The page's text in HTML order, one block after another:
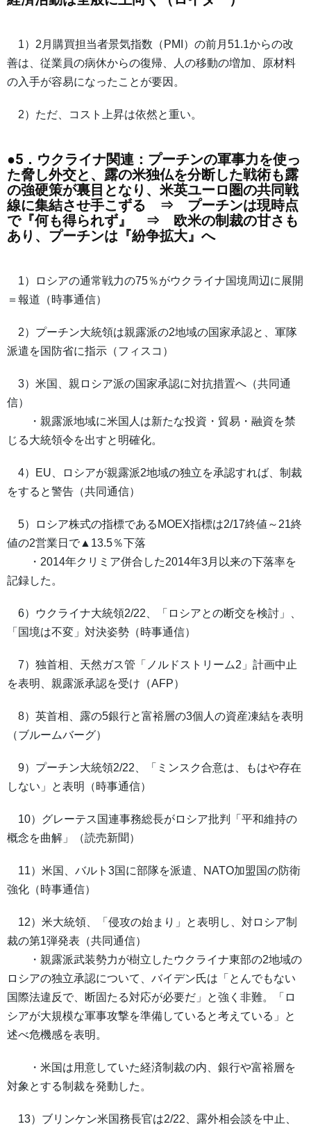
1）2月購買担当者景気指数（PMI）の前月51.1からの改
善は、従業員の病休からの復帰、人の移動の増加、原材料
の入手が容易になったことが要因。
2）ただ、コスト上昇は依然と重い。
●5．ウクライナ関連：プーチンの軍事力を使っ
た脅し外交と、露の米独仏を分断した戦術も露
の強硬策が裏目となり、米英ユーロ圏の共同戦
線に集結させ手こずる ⇒ プーチンは現時点
で『何も得られず』 ⇒ 欧米の制裁の甘さも
あり、プーチンは『紛争拡大』へ
1）ロシアの通常戦力の75％がウクライナ国境周辺に展開
＝報道（時事通信）
2）プーチン大統領は親露派の2地域の国家承認と、軍隊
派遣を国防省に指示（フィスコ）
3）米国、親ロシア派の国家承認に対抗措置へ（共同通
信）
・親露派地域に米国人は新たな投資・貿易・融資を禁
じる大統領令を出すと明確化。
4）EU、ロシアが親露派2地域の独立を承認すれば、制裁
をすると警告（共同通信）
5）ロシア株式の指標であるMOEX指標は2/17終値～21終
値の2営業日で▲13.5％下落
・2014年クリミア併合した2014年3月以来の下落率を
記録した。
6）ウクライナ大統領2/22、「ロシアとの断交を検討」、
「国境は不変」対決姿勢（時事通信）
7）独首相、天然ガス管「ノルドストリーム2」計画中止
を表明、親露派承認を受け（AFP）
8）英首相、露の5銀行と富裕層の3個人の資産凍結を表明
（ブルームバーグ）
9）プーチン大統領2/22、「ミンスク合意は、もはや存在
しない」と表明（時事通信）
10）グレーテス国連事務総長がロシア批判「平和維持の
概念を曲解」（読売新聞）
11）米国、バルト3国に部隊を派遣、NATO加盟国の防衛
強化（時事通信）
12）米大統領、「侵攻の始まり」と表明し、対ロシア制
裁の第1弾発表（共同通信）
・親露派武装勢力が樹立したウクライナ東部の2地域の
ロシアの独立承認について、バイデン氏は「とんでもない
国際法違反で、断固たる対応が必要だ」と強く非難。「ロ
シアが大規模な軍事攻撃を準備していると考えている」と
述べ危機感を表明。
・米国は用意していた経済制裁の内、銀行や富裕層を
対象とする制裁を発動した。
13）ブリンケン米国務長官は2/22、露外相会談を中止、